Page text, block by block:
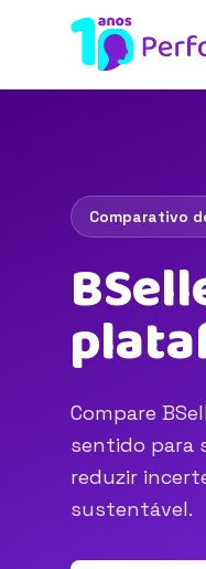
Comparativo
Compare
sentido para
reduzir
sustentável.